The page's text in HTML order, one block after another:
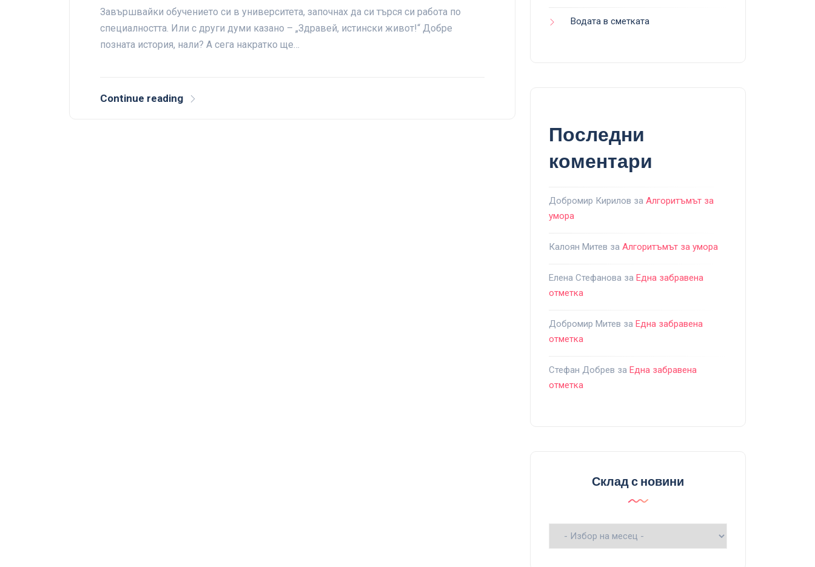
Завършвайки обучението си в университета, започнах да си търся си работа по
специалността. Или с други думи казано – „Здравей, истински живот!“ Добре
позната история, нали? А сега накратко ще…
Continue reading
Водата в сметката
Последни
коментари
Добромир Кирилов за Алгоритъмът за
умора
Калоян Митев за Алгоритъмът за умора
Елена Стефанова за Една забравена
отметка
Добромир Митев за Една забравена
отметка
Стефан Добрев за Една забравена
отметка
Склад с новини
Склад